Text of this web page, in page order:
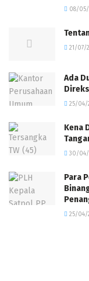
08/05/
21/07/
Ada
25/04/
Kena
30/04/
Para
25/04/